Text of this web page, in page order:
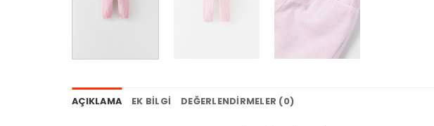
AÇIKLAMA EK BILGI DEĞERLENDIRMELER (0)